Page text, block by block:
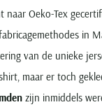
naar Oeko-Tex
in
van de unieke
maar er toch
zijn inmiddels